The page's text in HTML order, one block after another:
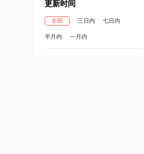
更新时间
全部 三日内 七日内
半月内 一月内